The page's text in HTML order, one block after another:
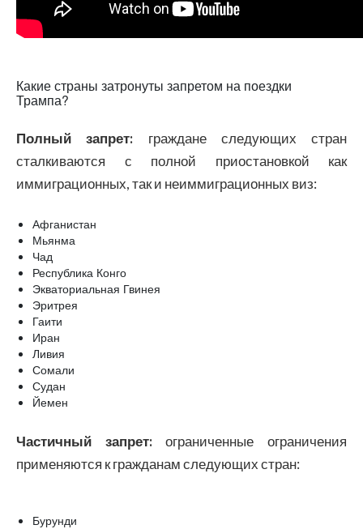
Какие страны затронуты запретом на поездки
Трампа?
Полный запрет: граждане следующих стран
сталкиваются с полной приостановкой как
иммиграционных, так и неиммиграционных виз:
Афганистан
Мьянма
Чад
Республика Конго
Экваториальная Гвинея
Эритрея
Гаити
Иран
Ливия
Сомали
Судан
Йемен
Частичный запрет:ограниченные ограничения
применяются к гражданам следующих стран:
Бурунди